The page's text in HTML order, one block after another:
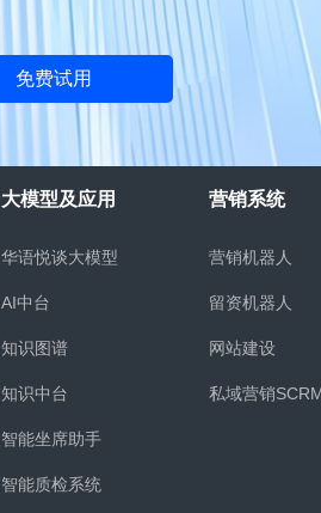
免费试用
大模型及应用
华语悦谈大模型
AI中台
知识图谱
知识中台
智能坐席助手
智能质检系统
营销系统
营销机器人
留资机器人
网站建设
私域营销